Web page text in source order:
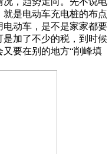
是电动车充电桩的布点
动车，是不是家家都要
加了不少的税，到时候
要在别的地方“削峰填